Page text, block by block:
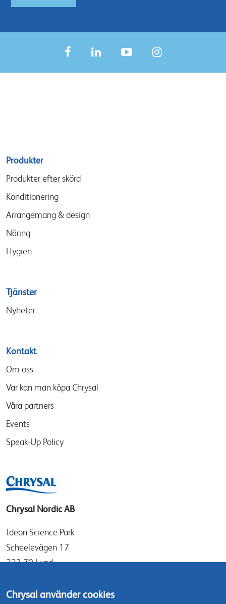
Sitemap
menu
Produkter
Produkter efter skörd
Konditionering
Arrangemang & design
Näring
Hygien
Tjänster
Nyheter
Kontakt
Om oss
Var kan man köpa Chrysal
Våra partners
Events
Speak-Up Policy
Chrysal Nordic AB
Ideon Science Park
Scheelevägen 17
223 70 Lund
info@chrysal.se
Chrysal använder cookies